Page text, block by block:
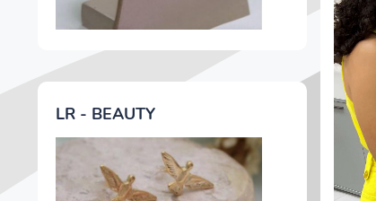
LR - BEAUTY